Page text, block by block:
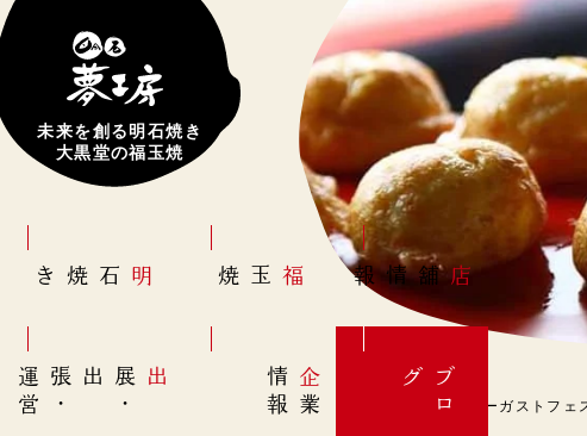
未来を創る明石焼き
大黒堂の福玉焼
明石焼き 福玉焼 店舗情報
出展
・
出張
・
運
営
企
業
情
報
ブ
ロ
グ
オーガストフ